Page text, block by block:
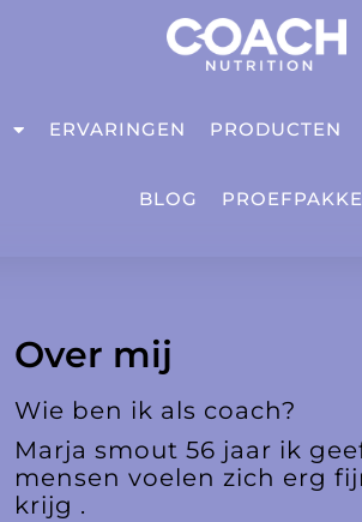
ERVARINGEN PRODUCTEN
BLOG
Over mij
Wie ben ik als coach?
Marja smout 56 jaar ik
mensen voelen zich erg
krijg .